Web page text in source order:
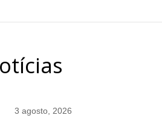
3 agosto, 2026